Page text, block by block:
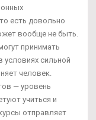
есть довольно
вообще не быть.
принимать
сильной
человек.
— уровень
учиться и
отправляет